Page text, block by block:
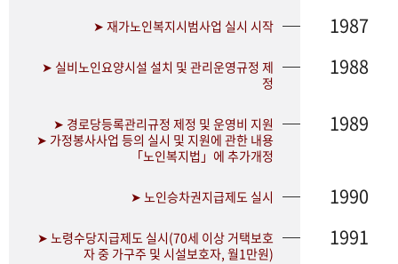
➤ 재가노인복지시범사업 실시 시작 1987
➤ 실비노인요양시설 설치 및 관리운영규정 제
정
1988
➤ 경로당등록관리규정 제정 및 운영비 지원
➤ 가정봉사사업 등의 실시 및 지원에 관한 내용
「노인복지법」에 추가개정
1989
➤ 노인승차권지급제도 실시 1990
➤ 노령수당지급제도 실시(70세 이상 거택보호
자 중 가구주 및 시설보호자, 월1만원)
1991